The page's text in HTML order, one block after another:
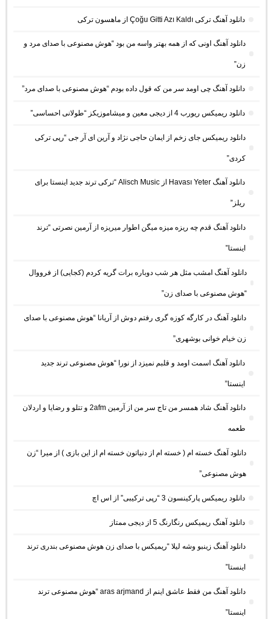
دانلود آهنگ ترکی Çoğu Gitti Azı Kaldı از ماهسون ترکی
دانلود آهنگ اونی که از همه بهتر واسه من بود “هوش مصنوعی با صدای مرد و
زن”
دانلود آهنگ چی اومد سر من که قول داده بودم “هوش مصنوعی با صدای مرد”
دانلود ریمیکس ریورب 4 از دیجی معین و میشاموزیکز “طولانی احساسی”
دانلود ریمیکس جای زخم از ایمان حاجی نژاد و آرین ای آر جی “رپی ترکی
کردی”
دانلود آهنگ Havası Yeter از Alisch Music “ترکی ترند جدید اینستا برای
ریلز”
دانلود آهنگ ﻗﺪم ﭼﻪ رﻳﺰه ﻣﻴﺰه ﻣﻴﮕﻦ اﻃﻮار ﻣﻴﺮﻳﺰه از آرمین نصرتی “ترند
اینستا”
دانلود آهنگ امشب مثل هر شب دوباره برات گریه کردم (کجایی) از فرووال
“هوش مصنوعی با صدای زن”
دانلود آهنگ در کارگه کوزه گری رفتم دوش از آریانا “هوش مصنوعی با صدای
زن خیام خوانی بوشهری”
دانلود آهنگ اسمت اومد و قلبم نمیزد از نورا “هوش مصنوعی ترند جدید
اینستا”
دانلود آهنگ شاد همسر من تاج سر من از آرمین 2afm و تتلو و رضایا و اردلان
طعمه
دانلود آهنگ خسته ام ( خسته ام از دنیاتون خسته ام از این بازی ) از میرا “زن
هوش مصنوعی”
دانلود ریمیکس پارکینسون 3 “رپی ترکیبی” از اس اچ
دانلود آهنگ ریمیکس رنگارنگ 5 از دیجی ممتاز
دانلود آهنگ زینبو وشه لیلا “ریمیکس با صدای زن هوش مصنوعی بندری ترند
اینستا”
دانلود آهنگ من فقط عاشق اینم از aras arjmand “هوش مصنوعی ترند
اینستا”